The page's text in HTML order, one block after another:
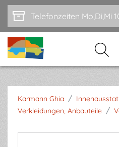
Zum Hauptinhalt springen
Karmann Ghia /
Verkleidungen, Anbauteile /